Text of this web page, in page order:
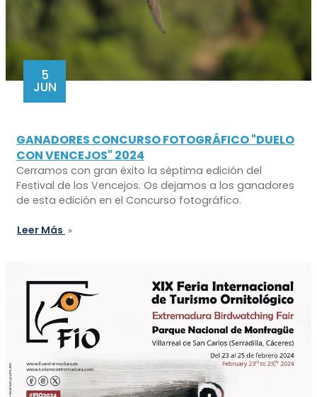
5
JUN
GANADORES CONCURSO FOTOGRÁFICO "DUELO
CON VENCEJOS" 2024
Cerramos con gran éxito la séptima edición del
Festival de los Vencejos. Os dejamos a los ganadores
de esta edición en el Concurso fotográfico.
Leer Más